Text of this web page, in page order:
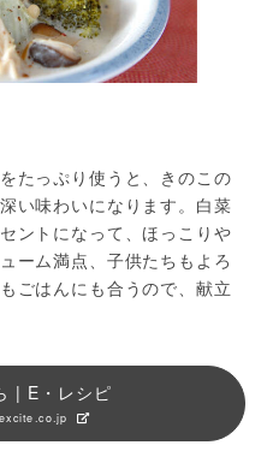
たっぷり使うと、きのこの
い味わいになります。白菜
ントになって、ほっこりや
ーム満点、子供たちもよろ
ごはんにも合うので、献立
| E・レシピ